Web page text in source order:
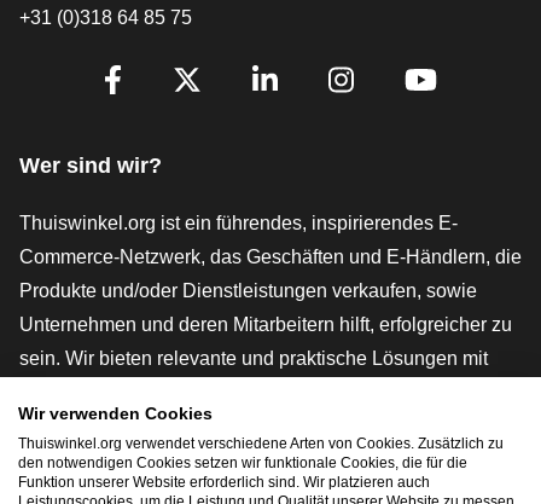
+31 (0)318 64 85 75
[_General:SocialMediaTitle]
Wer sind wir?
Thuiswinkel.org ist ein führendes, inspirierendes E-
Commerce-Netzwerk, das Geschäften und E-Händlern, die
Produkte und/oder Dienstleistungen verkaufen, sowie
Unternehmen und deren Mitarbeitern hilft, erfolgreicher zu
sein. Wir bieten relevante und praktische Lösungen mit
rechtlichen Instrumenten und Beratung,
Interessenvertretung, Marktforschung und verfügen über
eine eigene Bildungsplattform, die Thuiswinkel e-
Wir verwenden Cookies
Thuiswinkel.org verwendet verschiedene Arten von Cookies. Zusätzlich zu
den notwendigen Cookies setzen wir funktionale Cookies, die für die
Funktion unserer Website erforderlich sind. Wir platzieren auch